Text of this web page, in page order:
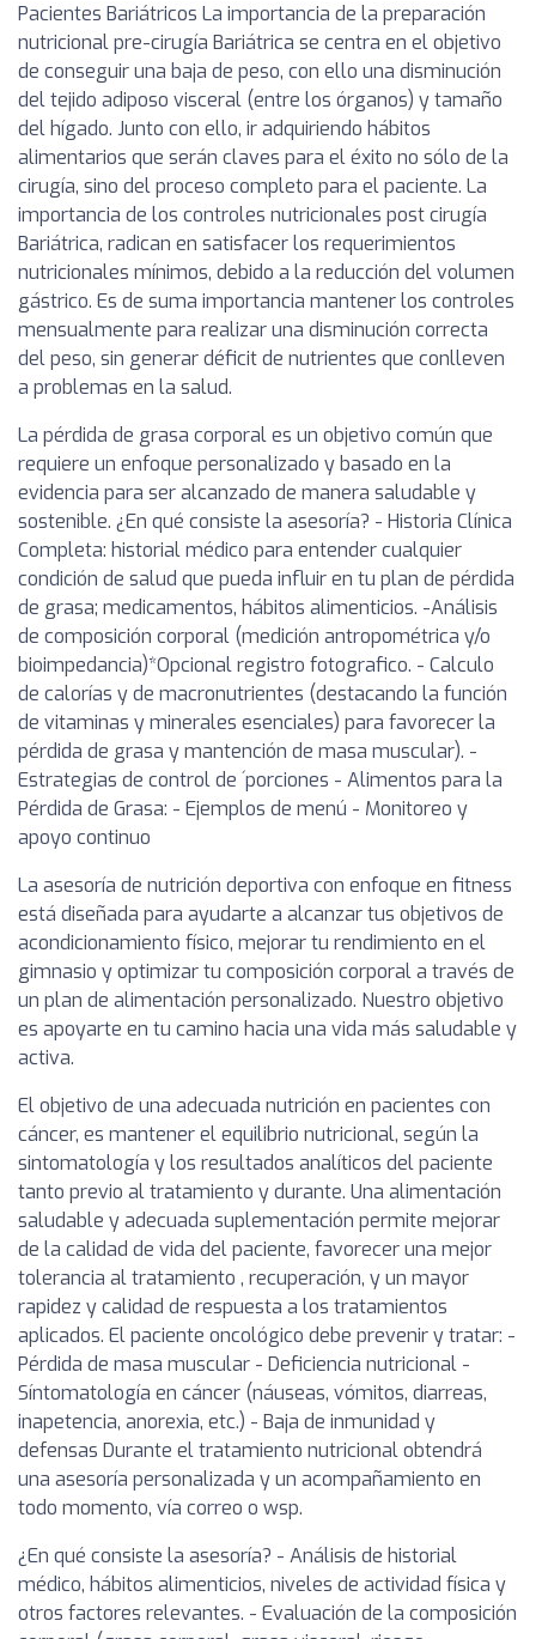
Pacientes Bariátricos La importancia de la preparación
nutricional pre-cirugía Bariátrica se centra en el objetivo
de conseguir una baja de peso, con ello una disminución
del tejido adiposo visceral (entre los órganos) y tamaño
del hígado. Junto con ello, ir adquiriendo hábitos
alimentarios que serán claves para el éxito no sólo de la
cirugía, sino del proceso completo para el paciente. La
importancia de los controles nutricionales post cirugía
Bariátrica, radican en satisfacer los requerimientos
nutricionales mínimos, debido a la reducción del volumen
gástrico. Es de suma importancia mantener los controles
mensualmente para realizar una disminución correcta
del peso, sin generar déficit de nutrientes que conlleven
a problemas en la salud.
La pérdida de grasa corporal es un objetivo común que
requiere un enfoque personalizado y basado en la
evidencia para ser alcanzado de manera saludable y
sostenible. ¿En qué consiste la asesoría? - Historia Clínica
Completa: historial médico para entender cualquier
condición de salud que pueda influir en tu plan de pérdida
de grasa; medicamentos, hábitos alimenticios. -Análisis
de composición corporal (medición antropométrica y/o
bioimpedancia)*Opcional registro fotografico. - Calculo
de calorías y de macronutrientes (destacando la función
de vitaminas y minerales esenciales) para favorecer la
pérdida de grasa y mantención de masa muscular). -
Estrategias de control de ´porciones - Alimentos para la
Pérdida de Grasa: - Ejemplos de menú - Monitoreo y
apoyo continuo
La asesoría de nutrición deportiva con enfoque en fitness
está diseñada para ayudarte a alcanzar tus objetivos de
acondicionamiento físico, mejorar tu rendimiento en el
gimnasio y optimizar tu composición corporal a través de
un plan de alimentación personalizado. Nuestro objetivo
es apoyarte en tu camino hacia una vida más saludable y
activa.
El objetivo de una adecuada nutrición en pacientes con
cáncer, es mantener el equilibrio nutricional, según la
sintomatología y los resultados analíticos del paciente
tanto previo al tratamiento y durante. Una alimentación
saludable y adecuada suplementación permite mejorar
de la calidad de vida del paciente, favorecer una mejor
tolerancia al tratamiento , recuperación, y un mayor
rapidez y calidad de respuesta a los tratamientos
aplicados. El paciente oncológico debe prevenir y tratar: -
Pérdida de masa muscular - Deficiencia nutricional -
Síntomatología en cáncer (náuseas, vómitos, diarreas,
inapetencia, anorexia, etc.) - Baja de inmunidad y
defensas Durante el tratamiento nutricional obtendrá
una asesoría personalizada y un acompañamiento en
todo momento, vía correo o wsp.
¿En qué consiste la asesoría? - Análisis de historial
médico, hábitos alimenticios, niveles de actividad física y
otros factores relevantes. - Evaluación de la composición